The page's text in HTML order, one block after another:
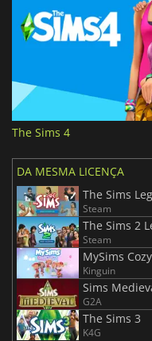
The Sims 4
DA MESMA LICENÇA
The Sims
Steam
The Sims 2
Steam
MySims
Kinguin
Sims
G2A
The Sims 3
K4G